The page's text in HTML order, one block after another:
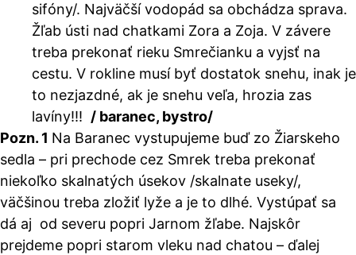
sifóny/. Najväčší vodopád sa obchádza sprava.
Žľab ústi nad chatkami Zora a Zoja. V závere
treba prekonať rieku Smrečianku a vyjsť na
cestu. V rokline musí byť dostatok snehu, inak je
to nezjazdné, ak je snehu veľa, hrozia zas
lavíny!!! / baranec, bystro/
Pozn. 1 Na Baranec vystupujeme buď zo Žiarskeho
sedla – pri prechode cez Smrek treba prekonať
niekoľko skalnatých úsekov /skalnate useky/,
väčšinou treba zložiť lyže a je to dlhé. Vystúpať sa
dá aj od severu popri Jarnom žľabe. Najskôr
prejdeme popri starom vleku nad chatou – ďalej